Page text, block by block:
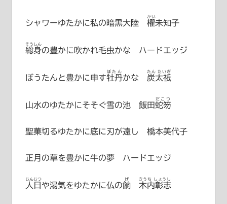
シャワーゆたかに私の暗黒大陸 櫂未知子
かい
総身
そうしん
の豊かに吹かれ毛虫かな ハードエッジ
ぼうたんと豊かに申す牡丹
ぼたん
かな 炭太祇
たん たいぎ
山水のゆたかにそそぐ雪の池 飯田蛇笏
だこつ
聖菓切るゆたかに底に刃が遠し 橋本美代子
正月の草を豊かに牛の夢 ハードエッジ
人日
じんじつ
や湯気をゆたかに仏の餉
げ
木内彰志
きうち しょうし